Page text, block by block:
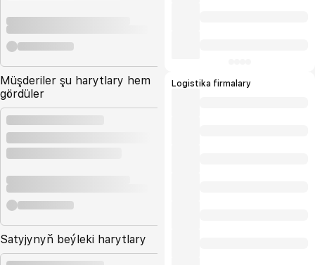
Müşderiler şu harytlary hem
gördüler
Satyjynyň beýleki harytlary
Logistika firmalary